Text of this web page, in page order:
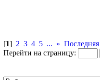
[1] 2 3 4 5 ... »
Перейти на страницу: